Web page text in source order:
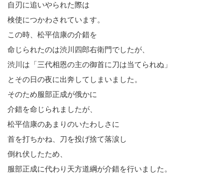
自刃に追いやられた際は
検使につかわされています。
この時、松平信康の介錯を
命じられたのは渋川四郎右衛門でしたが、
渋川は「三代相恩の主の御首に刀は当てられぬ」
とその日の夜に出奔してしまいました。
そのため服部正成が俄かに
介錯を命じられましたが、
松平信康のあまりのいたわしさに
首を打ちかね、刀を投げ捨て落涙し
倒れ伏したため、
服部正成に代わり天方道綱が介錯を行いました。